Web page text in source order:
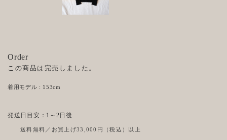
Order
この商品は完売しました。
着用モデル : 153cm
発送日目安：1～2日後
送料無料／お買上げ33,000円（税込）以上